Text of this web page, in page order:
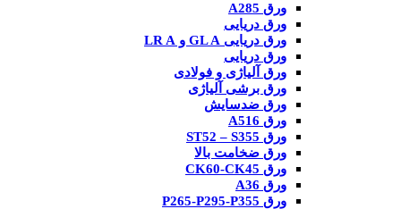
ورق A285
ورق دریایی
ورق دریایی GL A و LR A
ورق دریایی
ورق آلیاژی و فولادی
ورق برشی آلیاژی
ورق ضدسایش
ورق A516
ورق ST52 – S355
ورق ضخامت بالا
ورق CK60-CK45
ورق A36
ورق P265-P295-P355